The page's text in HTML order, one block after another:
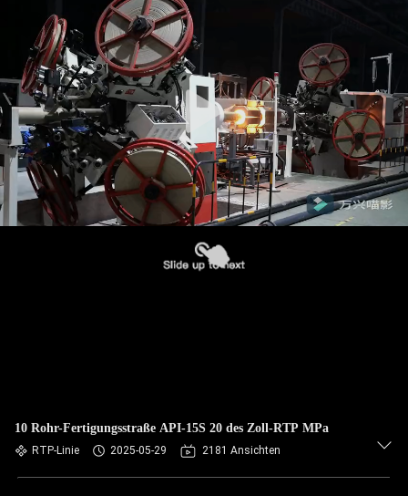
10 Rohr-Fertigungsstraße API-15S 20 des Zoll-RTP MPa
RTP-Linie 2025-05-29 2181 Ansichten